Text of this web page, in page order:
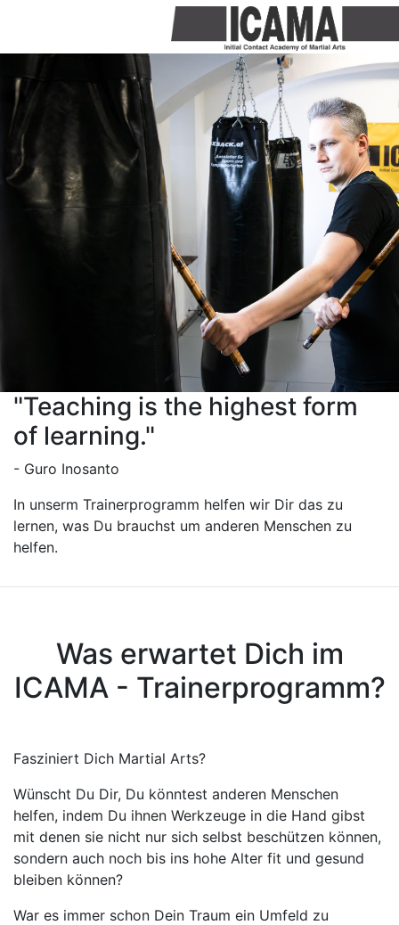
"Teaching is the highest form
of learning."
- Guro Inosanto
In unserm Trainerprogramm helfen wir Dir das zu
lernen, was Du brauchst um anderen Menschen zu
helfen.
Was erwartet Dich im
ICAMA - Trainerprogramm?
Fasziniert Dich Martial Arts?
Wünscht Du Dir, Du könntest anderen Menschen
helfen, indem Du ihnen Werkzeuge in die Hand gibst
mit denen sie nicht nur sich selbst beschützen können,
sondern auch noch bis ins hohe Alter fit und gesund
bleiben können?
War es immer schon Dein Traum ein Umfeld zu